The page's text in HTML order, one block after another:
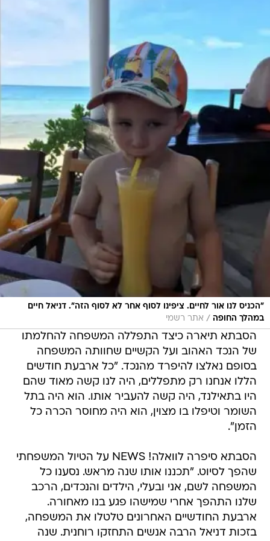
"הכניס לנו אור לחיים. ציפינו לסוף אחר לא לסוף הזה". דניאל חיים
במהלך החופה / אתר רשמי
הסבתא תיארה כיצד התפללה המשפחה להחלמתו
של הנכד האהוב ועל הקשיים שחוותה המשפחה
בסופם נאלצו להיפרד מהנכד. "כל ארבעת חודשים
הללו אנחנו רק מתפללים, היה לנו קשה מאוד שהם
היו בתאילנד, היה קשה להעביר אותו. הוא היה בתל
השומר וטיפלו בו מצוין, הוא היה מחוסר הכרה כל
הזמן".
הסבתא סיפרה לוואלה! NEWS על הטיול המשפחתי
שהפך לסיוט. "תכננו אותו שנה מראש. נסענו כל
המשפחה לשם, אני ובעלי, הילדים והנכדים, הרכב
שלנו התהפך אחרי שמישהו פגע בנו מאחורה.
ארבעת החודשיים האחרונים טלטלו את המשפחה,
בזכות דניאל הרבה אנשים התחזקו רוחנית. שנה